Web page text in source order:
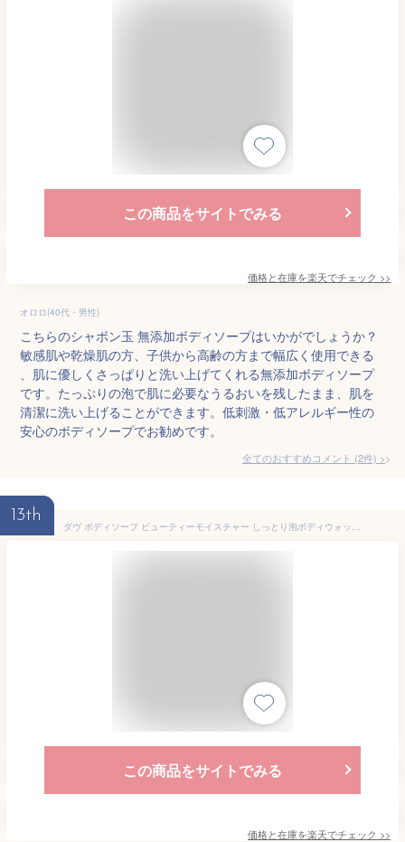
この商品をサイトでみる
価格と在庫を楽天でチェック >>
オロロ(40代・男性)
こちらのシャボン玉 無添加ボディソープはいかがでしょうか？
敏感肌や乾燥肌の方、子供から高齢の方まで幅広く使用できる
、肌に優しくさっぱりと洗い上げてくれる無添加ボディソープ
です。たっぷりの泡で肌に必要なうるおいを残したまま、肌を
清潔に洗い上げることができます。低刺激・低アレルギー性の
安心のボディソープでお勧めです。
全てのおすすめコメント (2件) >
13th
ダヴ ボディソープ ビューティーモイスチャー しっとり泡ボディウォッシュ 本体+替2個(1セット)【ダヴ(Dove) 泡ボディ】[泡タイプ 保湿 乾燥肌用 毛穴ケア 子どもにも使える]
この商品をサイトでみる
価格と在庫を楽天でチェック >>